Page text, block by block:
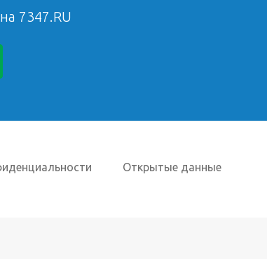
7347.RU
Открытые данные